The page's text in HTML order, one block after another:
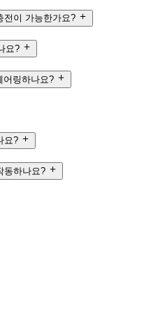
전이 가능한가요?
요?
어링하나요?
요?
동하나요?